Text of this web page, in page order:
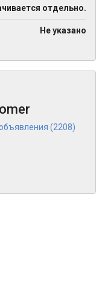
отдельно.
Не указано
(2208)